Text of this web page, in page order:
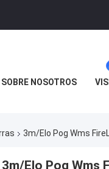
SOBRE NOSOTROS
3m/Elo Pog Wms
3m/Elo Pog Wms